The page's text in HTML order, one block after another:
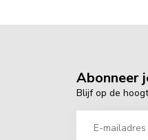
Abonneer
Blijf op de